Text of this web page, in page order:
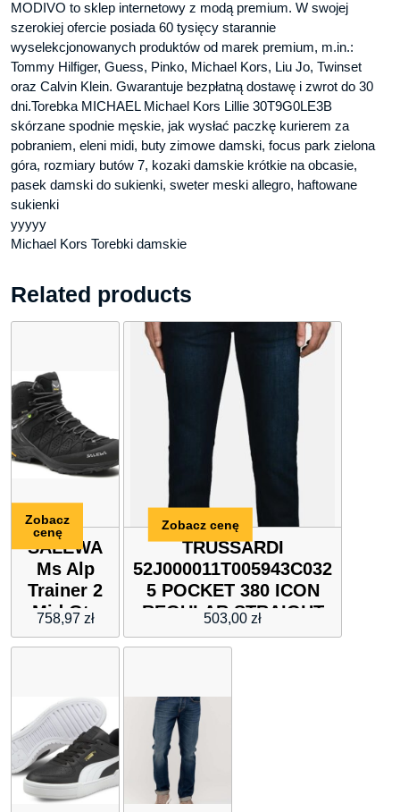
MODIVO to sklep internetowy z modą premium. W swojej
szerokiej ofercie posiada 60 tysięcy starannie
wyselekcjonowanych produktów od marek premium, m.in.:
Tommy Hilfiger, Guess, Pinko, Michael Kors, Liu Jo, Twinset
oraz Calvin Klein. Gwarantuje bezpłatną dostawę i zwrot do 30
dni.Torebka MICHAEL Michael Kors Lillie 30T9G0LE3B
skórzane spodnie męskie, jak wysłać paczkę kurierem za
pobraniem, eleni midi, buty zimowe damski, focus park zielona
góra, rozmiary butów 7, kozaki damskie krótkie na obcasie,
pasek damski do sukienki, sweter meski allegro, haftowane
sukienki
yyyyy
Michael Kors Torebki damskie
Related products
SALEWA
Ms Alp
Trainer 2
Mid Gtx
GORE
Black
758,97 zł
Zobacz
cenę
TRUSSARDI
52J000011T005943C032
5 POCKET 380 ICON
REGULAR STRAIGHT
DENIM SPODNIE
MĘSKIE
503,00 zł
Zobacz cenę